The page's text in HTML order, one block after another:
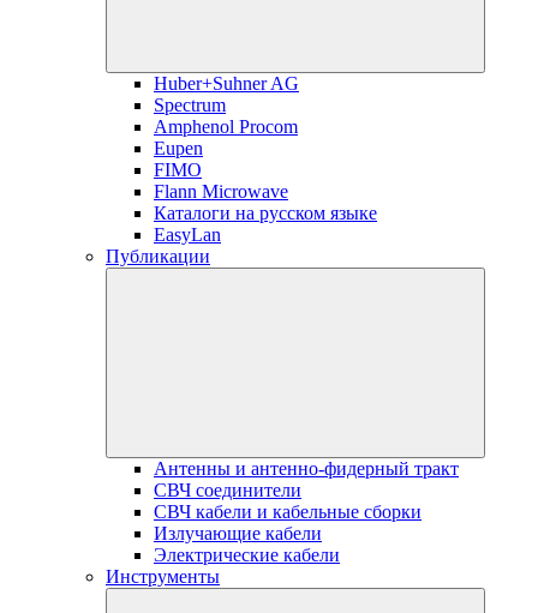
Huber+Suhner AG
Spectrum
Amphenol Procom
Eupen
FIMO
Flann Microwave
Каталоги на русском языке
EasyLan
Публикации
Антенны и антенно-фидерный тракт
СВЧ соединители
СВЧ кабели и кабельные сборки
Излучающие кабели
Электрические кабели
Инструменты